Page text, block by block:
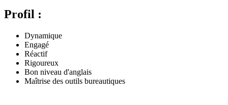
Profil :
Dynamique
Engagé
Réactif
Rigoureux
Bon niveau d'anglais
Maîtrise des outils bureautiques